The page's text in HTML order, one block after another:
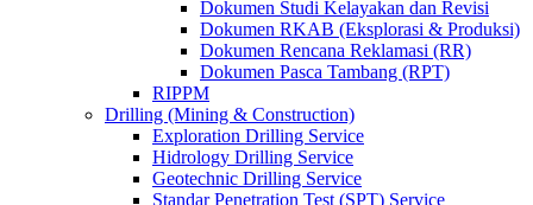
Dokumen Studi Kelayakan dan Revisi
Dokumen RKAB (Eksplorasi & Produksi)
Dokumen Rencana Reklamasi (RR)
Dokumen Pasca Tambang (RPT)
RIPPM
Drilling (Mining & Construction)
Exploration Drilling Service
Hidrology Drilling Service
Geotechnic Drilling Service
Standar Penetration Test (SPT) Service